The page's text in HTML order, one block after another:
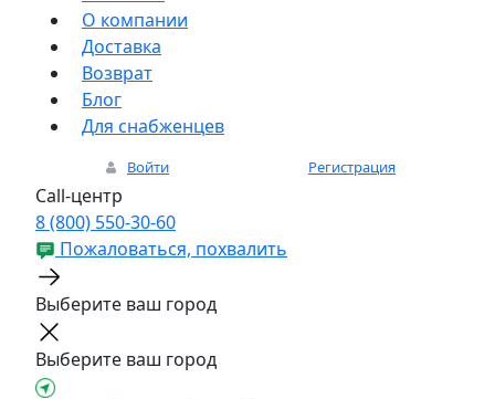
О компании
Доставка
Возврат
Блог
Для снабженцев
Войти Регистрация
Call-центр
8 (800) 550-30-60
Пожаловаться, похвалить
Выберите ваш город
Выберите ваш город